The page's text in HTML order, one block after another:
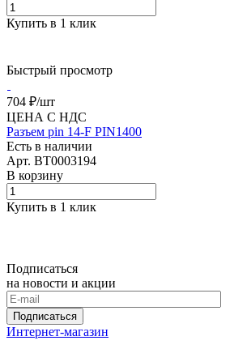
Купить в 1 клик
Быстрый просмотр
704 ₽/шт
ЦЕНА С НДС
Разъем pin 14-F PIN1400
Есть в наличии
Арт. BT0003194
В корзину
Купить в 1 клик
Подписаться
на новости и акции
Подписаться
Интернет-магазин